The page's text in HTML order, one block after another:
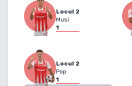
Locul 2
Musi
1
Locul 2
Pop
1